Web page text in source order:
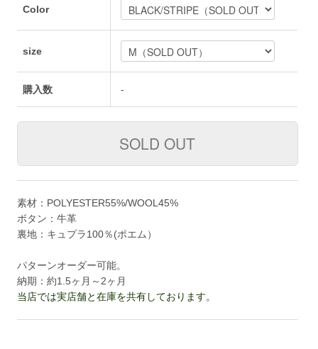
Color
size
購入数 -
素材：POLYESTER55%/WOOL45%
ボタン：牛革
裏地：キュプラ100％(ポエム）
パターンオーダー可能。
納期：約1.5ヶ月～2ヶ月
当店では実店舗と在庫を共有しております。